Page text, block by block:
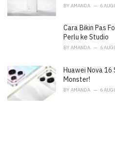
BY AMANDA 6
Cara Bikin Pas
Perlu ke Studio
BY AMANDA 6
Huawei Nova 16
Monster!
BY AMANDA 6